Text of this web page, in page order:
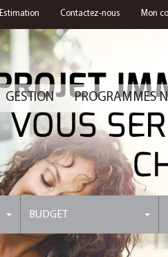
Estimation Contactez-nous Mon
GESTION PROGRAMMES
BUDGET